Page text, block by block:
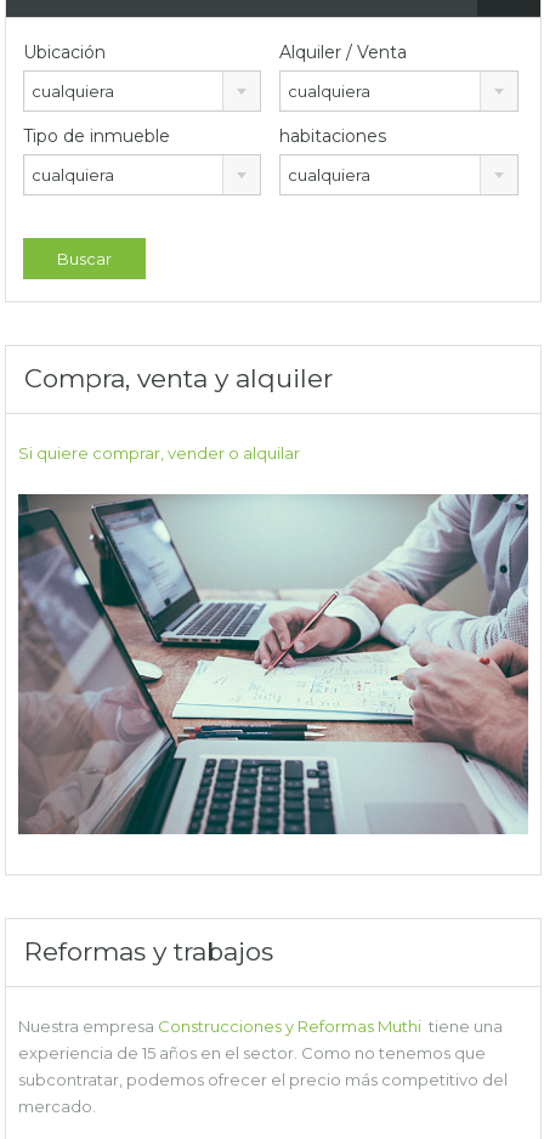
Ubicación
cualquiera
Alquiler / Venta
cualquiera
Tipo de inmueble
cualquiera
habitaciones
cualquiera
Compra, venta y alquiler
Si quiere comprar, vender o alquilar
Reformas y trabajos
Nuestra empresa Construcciones y Reformas Muthi tiene una
experiencia de 15 años en el sector. Como no tenemos que
subcontratar, podemos ofrecer el precio más competitivo del
mercado.